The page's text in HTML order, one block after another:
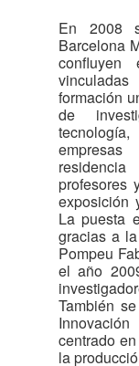
En 2008
Barcelona
confluyen
formación
de
profesores
exposición
La puesta
gracias a
Pompeu
el año
También
centrado
la